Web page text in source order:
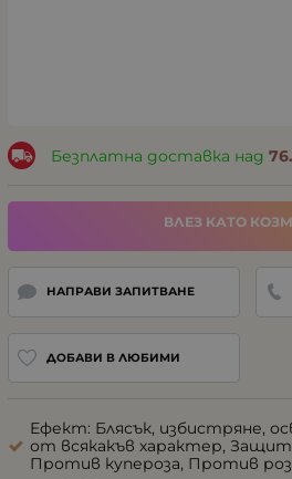
Безплатна доставка над
ВЛЕЗ КАТО
НАПРАВИ ЗАПИТВАНЕ
ДОБАВИ В ЛЮБИМИ
Ефект: Блясък, избистряне,
от всякакъв характер,
Против купероза, Против